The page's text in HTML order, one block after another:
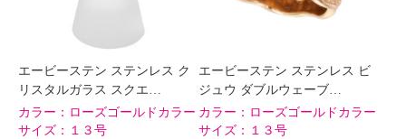
エービーステン ステンレス ク
リスタルガラス スクエ…
カラー： ローズゴールドカラー
サイズ： １３号
エービーステン ステンレス ビ
ジュウ ダブルウェーブ…
カラー： ローズゴールドカラー
サイズ： １３号